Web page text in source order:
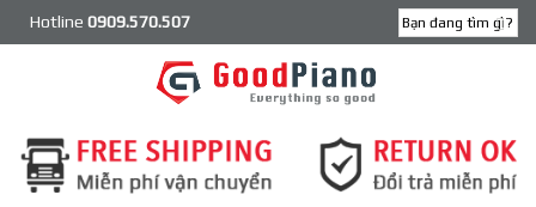
Hotline 0909.570.507